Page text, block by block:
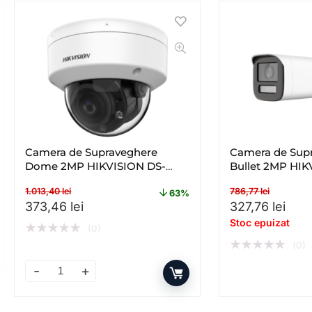
Camera de Supraveghere
Dome 2MP HIKVISION DS-
12MM), Lentila Varifocala: 2.8-
12mm
1.013,40lei
Prețul inițial a fost: 1.013,40 lei.
373,46 leiPrețul curent este: 373,46 lei.
63%
★★★★★
Camera de Supraveghere Dome 2MP HIKVISION
Camera de
Bullet 2MP
Lentila
786,77lei
Prețul inițial a
327,76 lei
Stoc epuizat
★★★★★